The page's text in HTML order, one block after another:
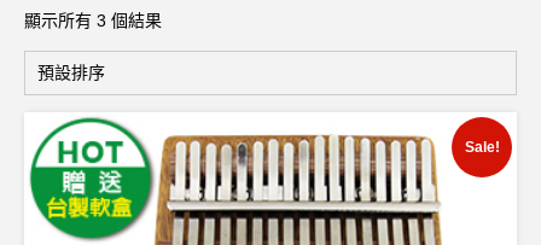
顯示所有 3 個結果
Sale!